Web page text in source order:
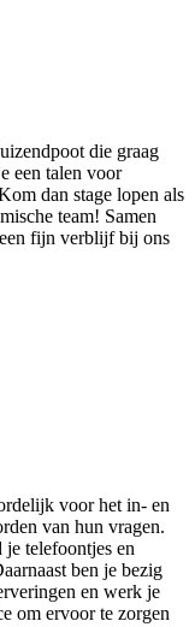
die graag
een talen voor
dan stage lopen als
team! Samen
fijn verblijf bij ons
voor het in- en
van hun vragen.
telefoontjes en
ben je bezig
en werk je
om ervoor te zorgen